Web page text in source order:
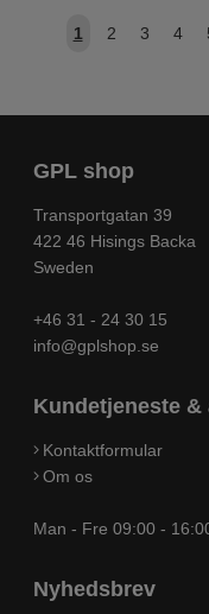
1 2 3 4
GPL shop
Transportgatan 39
422 46 Hisings Backa
Sweden
+46 31 - 24 30 15
info@gplshop.se
Kundetjeneste
Kontaktformular
Om os
Man - Fre 09:00 -
Nyhedsbrev